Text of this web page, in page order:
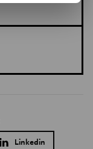
Linkedin